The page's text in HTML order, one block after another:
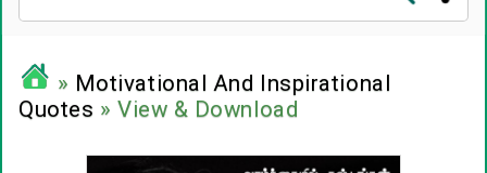
பிரபலங்களின் பொன்மொழிகள்
» Motivational And Inspirational
Quotes » View & Download